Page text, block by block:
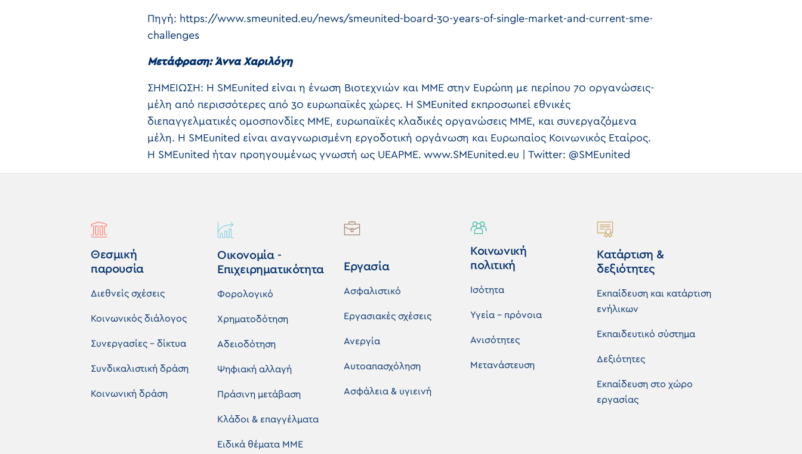
Πηγή: https://www.smeunited.eu/news/smeunited-board-30-years-of-single-market-and-current-sme-
challenges
Μετάφραση: Άννα Χαριλόγη
ΣΗΜΕΙΩΣΗ: Η SMEunited είναι η ένωση Βιοτεχνιών και ΜΜΕ στην Ευρώπη με περίπου 70 οργανώσεις-
μέλη από περισσότερες από 30 ευρωπαϊκές χώρες. Η SMEunited εκπροσωπεί εθνικές
διεπαγγελματικές ομοσπονδίες ΜΜΕ, ευρωπαϊκές κλαδικές οργανώσεις ΜΜΕ, και συνεργαζόμενα
μέλη. Η SMEunited είναι αναγνωρισμένη εργοδοτική οργάνωση και Ευρωπαίος Κοινωνικός Εταίρος.
Η SMEunited ήταν προηγουμένως γνωστή ως UEAPME. www.SMEunited.eu | Twitter: @SMEunited
Θεσμική
παρουσία
Διεθνείς σχέσεις
Κοινωνικός διάλογος
Συνεργασίες - δίκτυα
Συνδικαλιστική δράση
Κοινωνική δράση
Οικονομία -
Επιχειρηματικότητα
Φορολογικό
Χρηματοδότηση
Αδειοδότηση
Ψηφιακή αλλαγή
Πράσινη μετάβαση
Κλάδοι & επαγγέλματα
Ειδικά θέματα ΜΜΕ
Εργασία
Ασφαλιστικό
Εργασιακές σχέσεις
Ανεργία
Αυτοαπασχόληση
Ασφάλεια & υγιεινή
Κοινωνική
πολιτική
Ισότητα
Υγεία - πρόνοια
Ανισότητες
Μετανάστευση
Κατάρτιση &
δεξιότητες
Εκπαίδευση και κατάρτιση
ενήλικων
Εκπαιδευτικό σύστημα
Δεξιότητες
Εκπαίδευση στο χώρο
εργασίας